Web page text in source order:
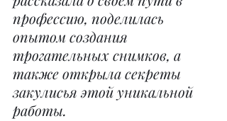
профессию, поделилась
опытом создания
трогательных снимков, а
также открыла секреты
закулисья этой уникальной
работы.